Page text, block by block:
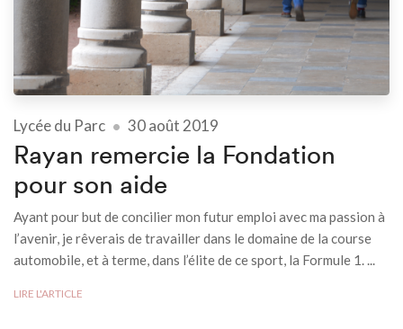
Lycée du Parc 30 août 2019
Rayan remercie la Fondation
pour son aide
Ayant pour but de concilier mon futur emploi avec ma passion à
l’avenir, je rêverais de travailler dans le domaine de la course
automobile, et à terme, dans l’élite de ce sport, la Formule 1. ...
LIRE L'ARTICLE